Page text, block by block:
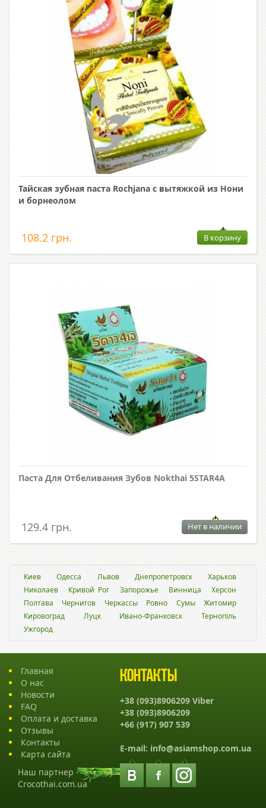
Тайская зубная паста Rochjana с вытяжкой из Нони
и борнеолом
108.2 грн. В корзину
Паста Для Отбеливания Зубов Nokthai 5STAR4А
129.4 грн. Нет в наличии
Киев Одесса Львов Днепропетровск
Харьков
Николаев
Кривой Рог Запорожье Винница
Херсон
Полтава
Чернигов Черкассы Ровно Сумы
Житомир
Кировоград
Луцк Ивано-Франковск
Тернопіль
Ужгород
Главная
О нас
Новости
FAQ
Оплата и доставка
Отзывы
Контакты
Карта сайта
Наш партнер -
Crocothai.com.ua
Контакты
+38 (093)8906209 Viber
+38 (093)8906209
+66 (917) 907 539
E-mail: info@asiamshop.com.ua